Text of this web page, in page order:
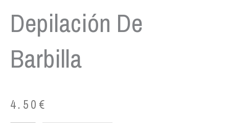
Depilación De
Barbilla
4.50 €